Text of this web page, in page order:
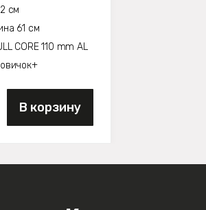
см
61 см
CORE 110 mm AL
В корзину